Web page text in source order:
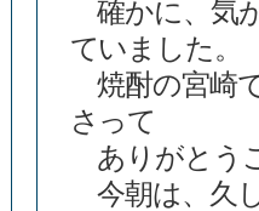
確かに、気
ていました。
焼酎の宮崎
さって
ありがとう
今朝は、久